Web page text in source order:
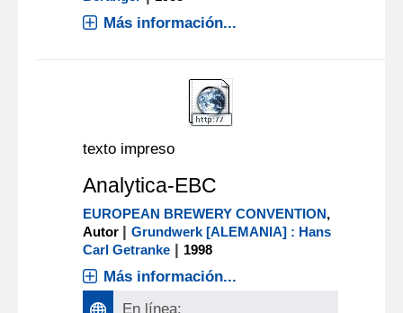
Más información...
texto impreso
Analytica-EBC
EUROPEAN BREWERY CONVENTION,
Autor |Grundwerk [ALEMANIA] : Hans
Carl Getranke | 1998
Más información...
En línea: